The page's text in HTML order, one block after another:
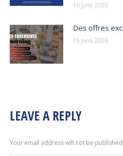
16 June 2026
Des offres
15 June 2026
LEAVE A REPLY
Your email address will not be published.